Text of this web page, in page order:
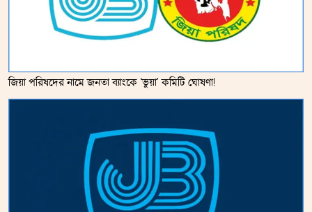
জিয়া পরিষদের নামে জনতা ব্যাংকে ‘ভুয়া’ কমিটি ঘোষণা!